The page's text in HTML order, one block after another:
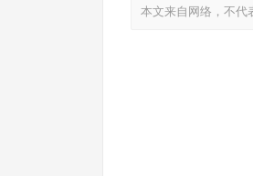
本文来自网络，不代